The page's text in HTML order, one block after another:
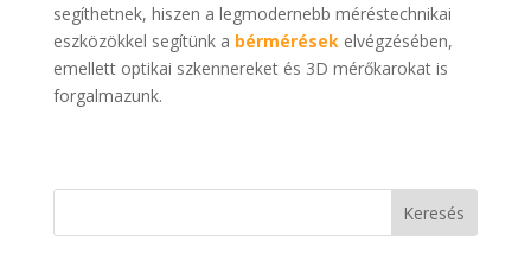
segíthetnek, hiszen a legmodernebb méréstechnikai
eszközökkel segítünk a bérmérésekelvégzésében,
emellett optikai szkennereket és 3D mérőkarokat is
forgalmazunk.